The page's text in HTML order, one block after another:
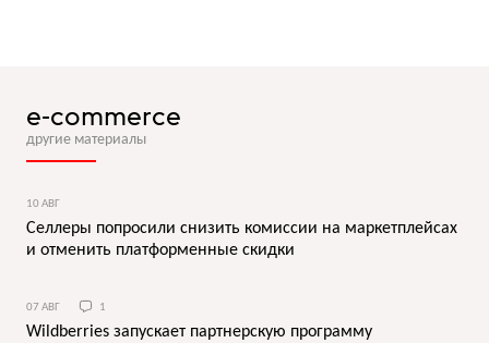
e-commerce
другие материалы
10 АВГ
Селлеры попросили снизить комиссии на маркетплейсах
и отменить платформенные скидки
07 АВГ 1
Wildberries запускает партнерскую программу